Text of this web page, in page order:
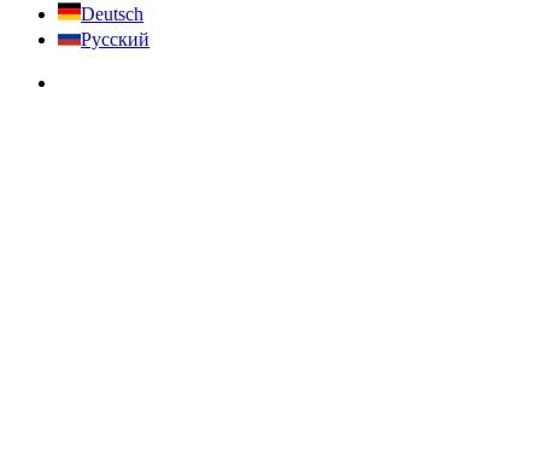
Deutsch
Русский